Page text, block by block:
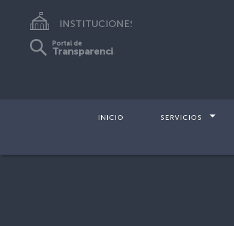
INSTITUCIONES
Portal de
Transparencia
INICIO SERVICIOS